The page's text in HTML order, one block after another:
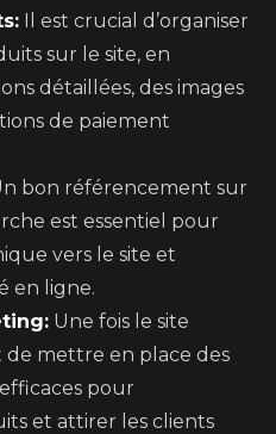
Il est crucial d’organiser
sur le site, en
détaillées, des images
de paiement
bon référencement sur
est essentiel pour
vers le site et
en ligne.
Une fois le site
de mettre en place des
pour
et attirer les clients